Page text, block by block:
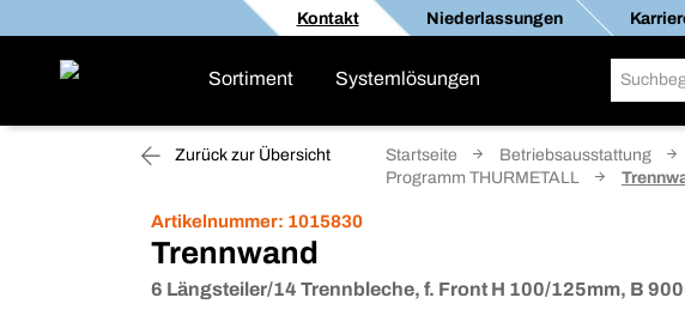
Kontakt Niederlassungen
Sortiment Systemlösungen
Zurück zur Übersicht Startseite Betriebsausstattung
Programm THURMETALL
Artikelnummer: 1015830
Trennwand
6 Längsteiler/14 Trennbleche, f. Front H 100/125mm, B